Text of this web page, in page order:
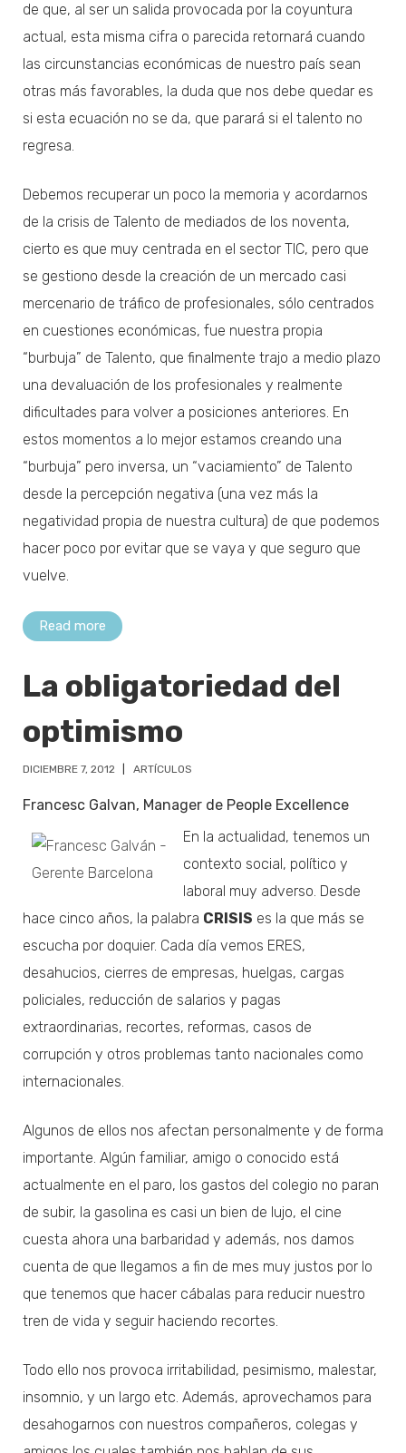
de que, al ser un salida provocada por la coyuntura
actual, esta misma cifra o parecida retornará cuando
las circunstancias económicas de nuestro país sean
otras más favorables, la duda que nos debe quedar es
si esta ecuación no se da, que parará si el talento no
regresa.
Debemos recuperar un poco la memoria y acordarnos
de la crisis de Talento de mediados de los noventa,
cierto es que muy centrada en el sector TIC, pero que
se gestiono desde la creación de un mercado casi
mercenario de tráfico de profesionales, sólo centrados
en cuestiones económicas, fue nuestra propia
“burbuja” de Talento, que finalmente trajo a medio plazo
una devaluación de los profesionales y realmente
dificultades para volver a posiciones anteriores. En
estos momentos a lo mejor estamos creando una
“burbuja” pero inversa, un “vaciamiento” de Talento
desde la percepción negativa (una vez más la
negatividad propia de nuestra cultura) de que podemos
hacer poco por evitar que se vaya y que seguro que
vuelve.
Read more
La obligatoriedad del
optimismo
DICIEMBRE 7, 2012 ARTÍCULOS
Francesc Galvan, Manager de People Excellence
En la actualidad, tenemos un
contexto social, político y
laboral muy adverso. Desde
hace cinco años, la palabra CRISIS es la que más se
escucha por doquier. Cada día vemos ERES,
desahucios, cierres de empresas, huelgas, cargas
policiales, reducción de salarios y pagas
extraordinarias, recortes, reformas, casos de
corrupción y otros problemas tanto nacionales como
internacionales.
Algunos de ellos nos afectan personalmente y de forma
importante. Algún familiar, amigo o conocido está
actualmente en el paro, los gastos del colegio no paran
de subir, la gasolina es casi un bien de lujo, el cine
cuesta ahora una barbaridad y además, nos damos
cuenta de que llegamos a fin de mes muy justos por lo
que tenemos que hacer cábalas para reducir nuestro
tren de vida y seguir haciendo recortes.
Todo ello nos provoca irritabilidad, pesimismo, malestar,
insomnio, y un largo etc. Además, aprovechamos para
desahogarnos con nuestros compañeros, colegas y